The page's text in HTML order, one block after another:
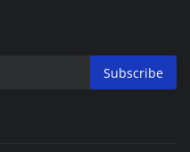
Subscribe